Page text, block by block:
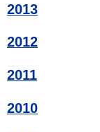
2013
2012
2011
2010